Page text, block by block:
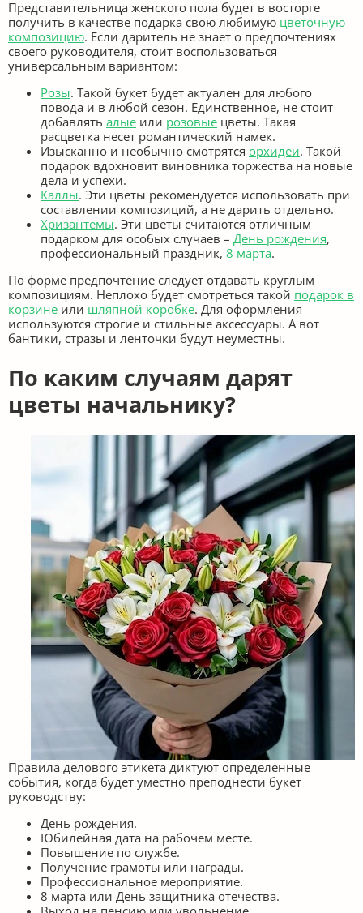
Представительница женского пола будет в восторге
получить в качестве подарка свою любимую цветочную
композицию. Если даритель не знает о предпочтениях
своего руководителя, стоит воспользоваться
универсальным вариантом:
Розы. Такой букет будет актуален для любого
повода и в любой сезон. Единственное, не стоит
добавлять алые или розовые цветы. Такая
расцветка несет романтический намек.
Изысканно и необычно смотрятся орхидеи. Такой
подарок вдохновит виновника торжества на новые
дела и успехи.
Каллы. Эти цветы рекомендуется использовать при
составлении композиций, а не дарить отдельно.
Хризантемы. Эти цветы считаются отличным
подарком для особых случаев – День рождения,
профессиональный праздник, 8 марта.
По форме предпочтение следует отдавать круглым
композициям. Неплохо будет смотреться такой подарок в
корзине или шляпной коробке. Для оформления
используются строгие и стильные аксессуары. А вот
бантики, стразы и ленточки будут неуместны.
По каким случаям дарят
цветы начальнику?
Правила делового этикета диктуют определенные
события, когда будет уместно преподнести букет
руководству:
День рождения.
Юбилейная дата на рабочем месте.
Повышение по службе.
Получение грамоты или награды.
Профессиональное мероприятие.
8 марта или День защитника отечества.